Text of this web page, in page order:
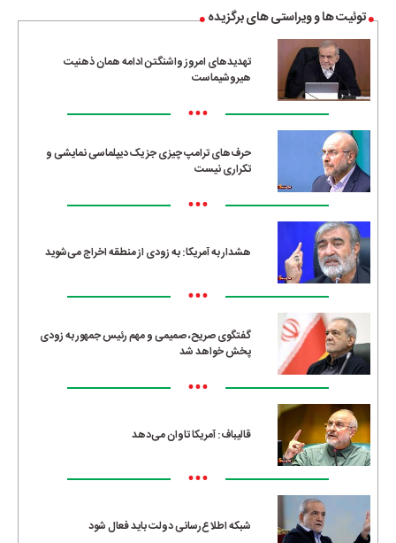
توئیت ها و ویراستی های برگزیده
تهدیدهای امروز واشنگتن ادامه همان ذهنیت
هیروشیماست
•••
حرف‌های ترامپ چیزی جز یک دیپلماسی نمایشی و
تکراری نیست
•••
هشدار به آمریکا: به زودی از منطقه اخراج می‌شوید
•••
گفتگوی صریح، صمیمی و مهم رئیس جمهور به زودی
پخش خواهد شد
•••
قالیباف: آمریکا تاوان می‌دهد
•••
شبکه اطلاع‌رسانی دولت باید فعال شود